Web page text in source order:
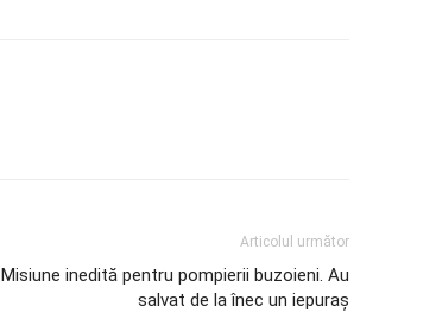
Articolul următor
Misiune inedită pentru pompierii buzoieni. Au
salvat de la înec un iepuraș